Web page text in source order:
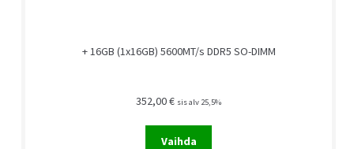
+ 16GB (1x16GB) 5600MT/s DDR5 SO-DIMM
352,00€ sis alv 25,5%
Vaihda